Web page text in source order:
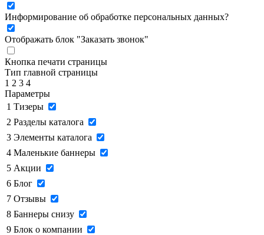
Информирование об обработке персональных данных?
Отображать блок "Заказать звонок"
Кнопка печати страницы
Тип главной страницы
1 2 3 4
Параметры
1 Тизеры
2 Разделы каталога
3 Элементы каталога
4 Маленькие баннеры
5 Акции
6 Блог
7 Отзывы
8 Баннеры снизу
9 Блок о компании